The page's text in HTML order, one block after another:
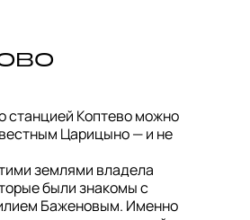
станцией Коптево можно
Царицыно — и не
землями владела
были знакомы с
Баженовым. Именно